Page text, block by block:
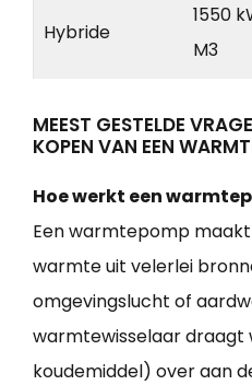
Hybride
1550
M3
MEEST GESTELDE
KOPEN VAN EEN
Hoe werkt een
Een warmtepomp
warmte uit velerlei
omgevingslucht of
warmtewisselaar draagt
koudemiddel) over aan